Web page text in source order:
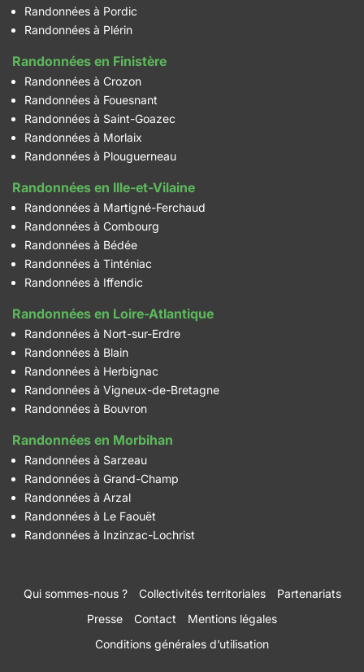
Randonnées à Pordic
Randonnées à Plérin
Randonnées en Finistère
Randonnées à Crozon
Randonnées à Fouesnant
Randonnées à Saint-Goazec
Randonnées à Morlaix
Randonnées à Plouguerneau
Randonnées en Ille-et-Vilaine
Randonnées à Martigné-Ferchaud
Randonnées à Combourg
Randonnées à Bédée
Randonnées à Tinténiac
Randonnées à Iffendic
Randonnées en Loire-Atlantique
Randonnées à Nort-sur-Erdre
Randonnées à Blain
Randonnées à Herbignac
Randonnées à Vigneux-de-Bretagne
Randonnées à Bouvron
Randonnées en Morbihan
Randonnées à Sarzeau
Randonnées à Grand-Champ
Randonnées à Arzal
Randonnées à Le Faouët
Randonnées à Inzinzac-Lochrist
Qui sommes-nous ? Collectivités territoriales
Partenariats
Presse
Contact
Mentions légales
Conditions générales d’utilisation